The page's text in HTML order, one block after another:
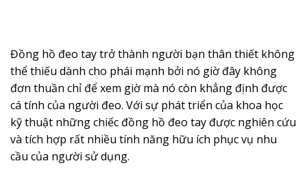
Đồng hồ đeo tay trở thành người bạn thân thiết không
thể thiếu dành cho phái mạnh bởi nó giờ đây không
đơn thuần chỉ để xem giờ mà nó còn khẳng định được
cá tính của người đeo. Với sự phát triển của khoa học
kỹ thuật những chiếc đồng hồ đeo tay được nghiên cứu
và tích hợp rất nhiều tính năng hữu ích phục vụ nhu
cầu của người sử dụng.